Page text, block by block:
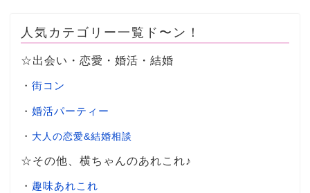
人気カテゴリー一覧ド〜ン！
☆出会い・恋愛・婚活・結婚
・ 街コン
・ 婚活パーティー
・ 大人の恋愛&結婚相談
☆その他、横ちゃんのあれこれ♪
・ 趣味あれこれ